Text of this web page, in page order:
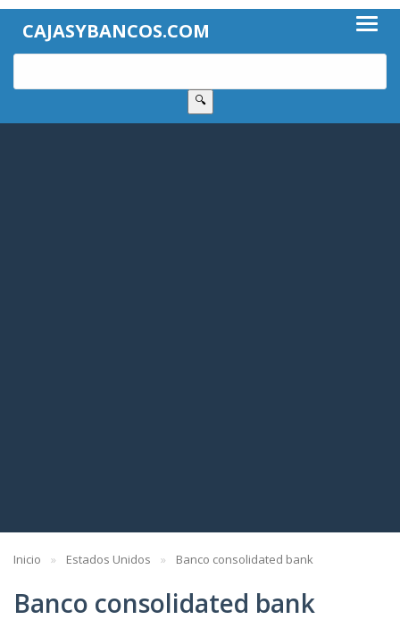
CAJASYBANCOS.COM
🔍
Inicio Estados Unidos Banco consolidated bank
Banco consolidated bank